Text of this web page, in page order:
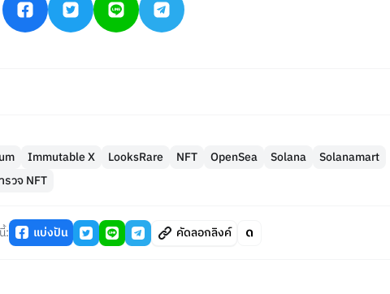
Immutable X LooksRare NFT OpenSea Solana
Solanamart
วจ NFT
: แบ่งปัน คัดลอกลิงค์